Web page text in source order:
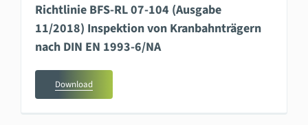
Richtlinie BFS-RL 07-104 (Ausgabe
11/2018) Inspektion von Kranbahnträgern
nach DIN EN 1993-6/NA
Download